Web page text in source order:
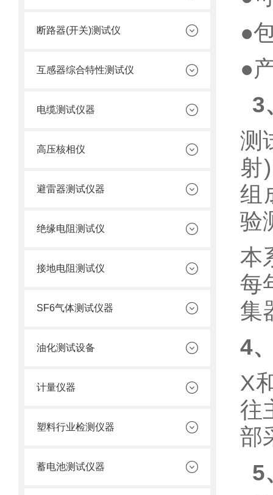
断路器(开关)测试仪
互感器综合特性测试仪
电缆测试仪器
高压核相仪
避雷器测试仪器
绝缘电阻测试仪
接地电阻测试仪
SF6气体测试仪器
油化测试设备
计量仪器
塑料行业检测仪器
蓄电池测试仪器
●
●
3
测
射
组
验
本
每
集
4
X
往
部
5